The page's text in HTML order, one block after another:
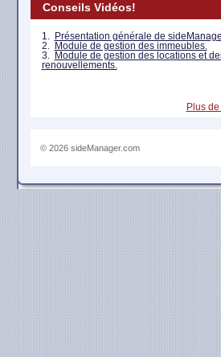
Plus
Conseils Vidéos!
1. Présentation générale de
2. Module de gestion des immeubles.
3. Module de gestion des locations et
renouvellements.
© 2026 sideManager.com